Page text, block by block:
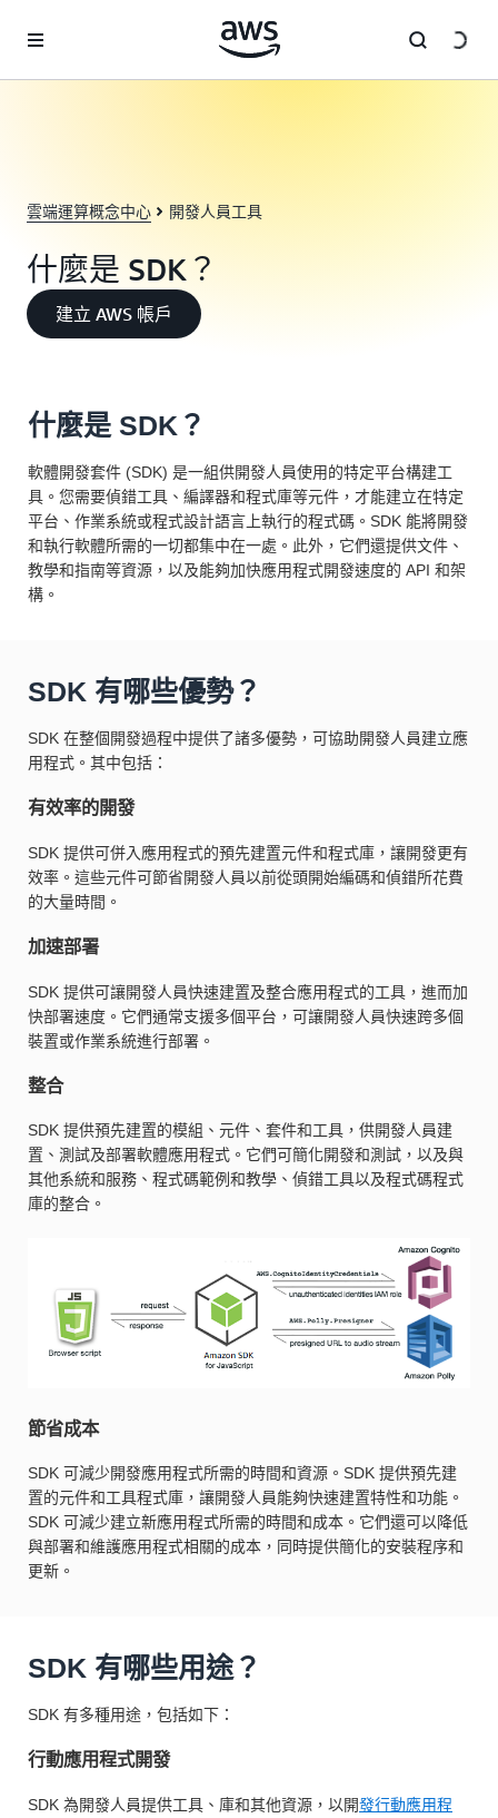
雲端運算概念中心 開發人員工具
什麼是 SDK？
建立 AWS 帳戶
什麼是 SDK？
軟體開發套件 (SDK) 是一組供開發人員使用的特定平台構建工
具。您需要偵錯工具、編譯器和程式庫等元件，才能建立在特定
平台、作業系統或程式設計語言上執行的程式碼。SDK 能將開發
和執行軟體所需的一切都集中在一處。此外，它們還提供文件、
教學和指南等資源，以及能夠加快應用程式開發速度的 API 和架
構。
SDK 有哪些優勢？
SDK 在整個開發過程中提供了諸多優勢，可協助開發人員建立應
用程式。其中包括：
有效率的開發
SDK 提供可併入應用程式的預先建置元件和程式庫，讓開發更有
效率。這些元件可節省開發人員以前從頭開始編碼和偵錯所花費
的大量時間。
加速部署
SDK 提供可讓開發人員快速建置及整合應用程式的工具，進而加
快部署速度。它們通常支援多個平台，可讓開發人員快速跨多個
裝置或作業系統進行部署。
整合
SDK 提供預先建置的模組、元件、套件和工具，供開發人員建
置、測試及部署軟體應用程式。它們可簡化開發和測試，以及與
其他系統和服務、程式碼範例和教學、偵錯工具以及程式碼程式
庫的整合。
節省成本
SDK 可減少開發應用程式所需的時間和資源。SDK 提供預先建
置的元件和工具程式庫，讓開發人員能夠快速建置特性和功能。
SDK 可減少建立新應用程式所需的時間和成本。它們還可以降低
與部署和維護應用程式相關的成本，同時提供簡化的安裝程序和
更新。
SDK 有哪些用途？
SDK 有多種用途，包括如下：
行動應用程式開發
SDK 為開發人員提供工具、庫和其他資源，以開發行動應用程